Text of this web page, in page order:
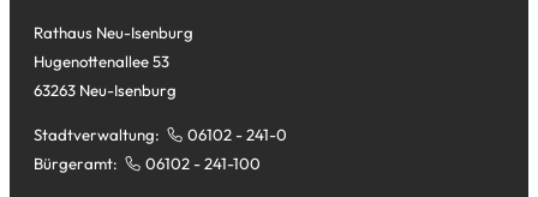
Rathaus Neu-Isenburg
Hugenottenallee 53
63263 Neu-Isenburg
Stadtverwaltung:
06102 - 241-0
Bürgeramt:
06102 - 241-100